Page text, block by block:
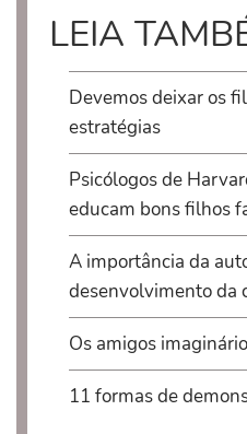
LEIA
Devemos deixar os
estratégias
Psicólogos de
educam bons filhos
A importância da
desenvolvimento da
​Os amigos
11 formas de